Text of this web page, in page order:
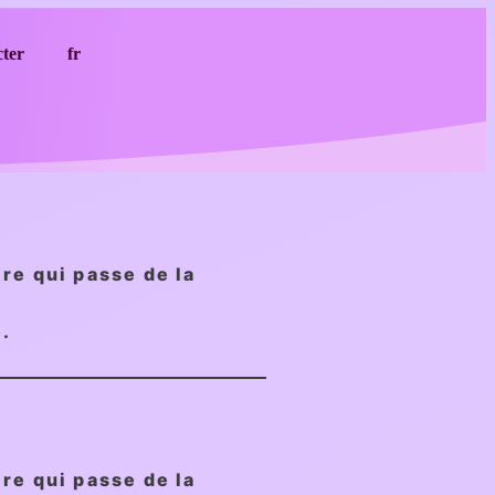
fr
qui passe de la
qui passe de la